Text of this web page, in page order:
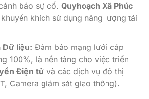
báo sự cố. Quyhoạch Xã Phúc
khuyến khích sử dụng năng lượng tái
Dữ liệu: Đảm bảo mạng lưới cáp
100%, là nền tảng cho việc triển
Điện tửvà các dịch vụ đô thị
Camera giám sát giao thông).